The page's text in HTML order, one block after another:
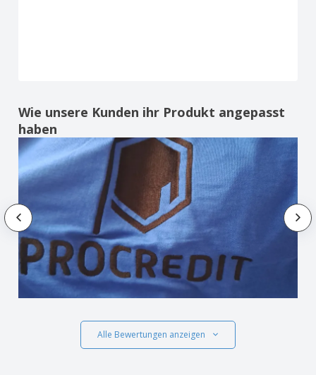
Wie unsere Kunden ihr Produkt angepasst
haben
Alle Bewertungen anzeigen